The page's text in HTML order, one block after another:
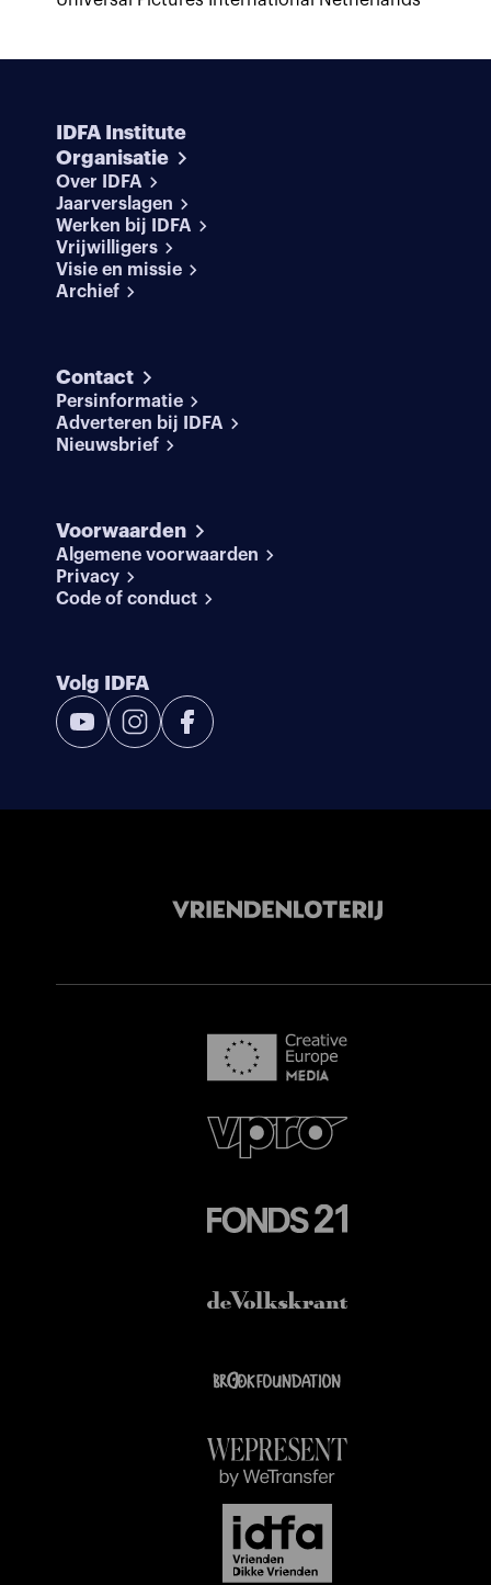
IDFA Institute
Organisatie
Over IDFA
Jaarverslagen
Werken bij IDFA
Vrijwilligers
Visie en missie
Archief
Contact
Persinformatie
Adverteren bij IDFA
Nieuwsbrief
Voorwaarden
Algemene voorwaarden
Privacy
Code of conduct
Volg IDFA